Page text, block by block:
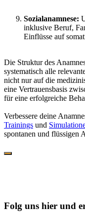
Sozialanamnese:
inklusive Beruf,
Einflüsse auf
Die Struktur des
systematisch alle
nicht nur auf die
eine Vertrauensbasis
für eine erfolgreiche
Verbessere deine
Trainings und
spontanen und flüssigen
Folg uns hier und